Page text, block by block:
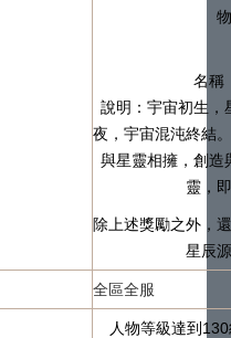
名稱
說明：宇宙初生，
夜，宇宙混沌終結
與星靈相擁，創造
靈，
除上述獎勵之外，
星辰
全區全服
人物等級達到